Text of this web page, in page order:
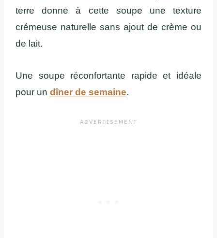
terre donne à cette soupe une texture
crémeuse naturelle sans ajout de crème ou
de lait.
Une soupe réconfortante rapide et idéale
pour un dîner de semaine.